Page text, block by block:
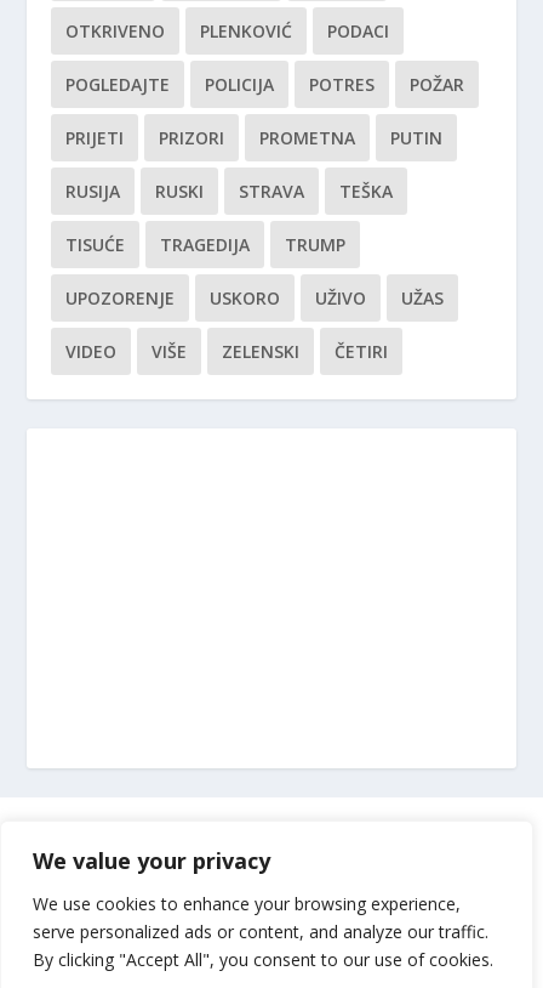
We value your privacy
We use cookies to enhance your browsing experience,
serve personalized ads or content, and analyze our traffic.
By clicking "Accept All", you consent to our use of cookies.
OTKRIVENO PLENKOVIĆ PODACI
POGLEDAJTE POLICIJA POTRES POŽAR
PRIJETI PRIZORI PROMETNA PUTIN
RUSIJA RUSKI STRAVA TEŠKA
TISUĆE TRAGEDIJA TRUMP
UPOZORENJE USKORO UŽIVO UŽAS
VIDEO VIŠE ZELENSKI ČETIRI
Impressum
Uvjeti korištenja